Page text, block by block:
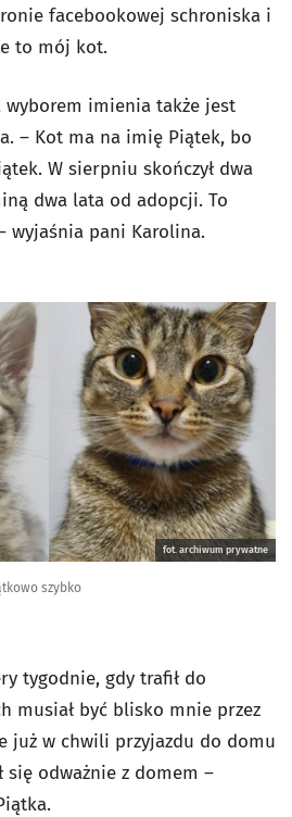
facebookowej schroniska i
to mój kot.
wyborem imienia także jest
– Kot ma na imię Piątek, bo
W sierpniu skończył dwa
dwa lata od adopcji. To
wyjaśnia pani Karolina.
fot. archiwum prywatne
szybko
tygodnie, gdy trafił do
musiał być blisko mnie przez
już w chwili przyjazdu do domu
się odważnie z domem –